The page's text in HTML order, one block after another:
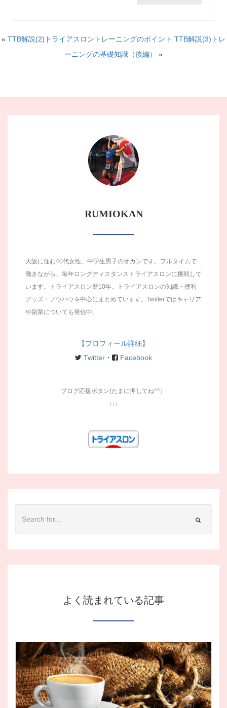
« TTB解説(2)トライアスロントレーニングのポイント TTB解説(3)トレ
ーニングの基礎知識（後編）
»
RUMIOKAN
大阪に住む40代女性、中学生男子のオカンです。フルタイムで
働きながら、毎年ロングディスタンストライアスロンに挑戦して
います。トライアスロン歴10年。トライアスロンの知識・便利
グッズ・ノウハウを中心にまとめています。Twitterではキャリア
や副業についても発信中。
【プロフィール詳細】
Twitter ・ Facebook
ブログ応援ボタン(たまに押してね^^）
↓↓↓
よく読まれている記事